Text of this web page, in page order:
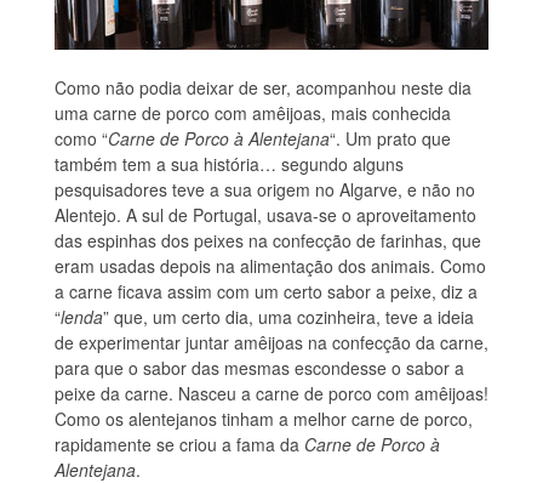
Como não podia deixar de ser, acompanhou neste dia
uma carne de porco com amêijoas, mais conhecida
como “Carne de Porco à Alentejana“. Um prato que
também tem a sua história… segundo alguns
pesquisadores teve a sua origem no Algarve, e não no
Alentejo. A sul de Portugal, usava-se o aproveitamento
das espinhas dos peixes na confecção de farinhas, que
eram usadas depois na alimentação dos animais. Como
a carne ficava assim com um certo sabor a peixe, diz a
“lenda” que, um certo dia, uma cozinheira, teve a ideia
de experimentar juntar amêijoas na confecção da carne,
para que o sabor das mesmas escondesse o sabor a
peixe da carne. Nasceu a carne de porco com amêijoas!
Como os alentejanos tinham a melhor carne de porco,
rapidamente se criou a fama da Carne de Porco à
Alentejana.